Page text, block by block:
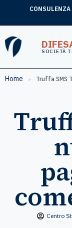
SOCIETÀ
Home » Truffa SMS
Centro